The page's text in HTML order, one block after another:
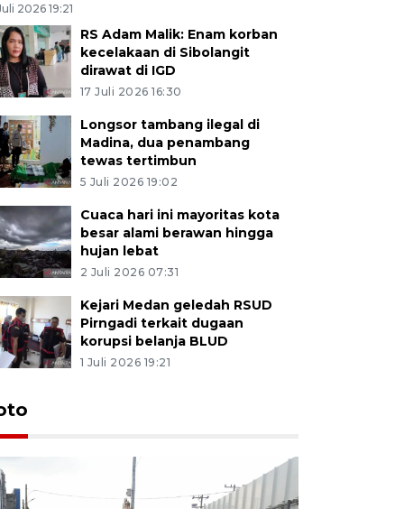
2026 19:21
RS Adam Malik: Enam korban
kecelakaan di Sibolangit
dirawat di IGD
17 Juli 2026 16:30
Longsor tambang ilegal di
Madina, dua penambang
tewas tertimbun
5 Juli 2026 19:02
Cuaca hari ini mayoritas kota
besar alami berawan hingga
hujan lebat
2 Juli 2026 07:31
Kejari Medan geledah RSUD
Pirngadi terkait dugaan
korupsi belanja BLUD
1 Juli 2026 19:21